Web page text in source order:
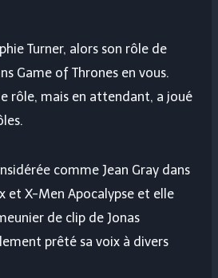
Turner, alors son rôle de
Game of Thrones en vous.
rôle, mais en attendant, a joué
comme Jean Gray dans
et X-Men Apocalypse et elle
de clip de Jonas
prêté sa voix à divers